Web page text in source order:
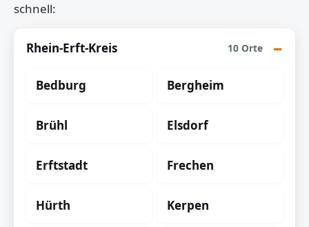
schnell:
Rhein-Erft-Kreis 10 Orte
Bedburg Bergheim
Brühl Elsdorf
Erftstadt Frechen
Hürth Kerpen